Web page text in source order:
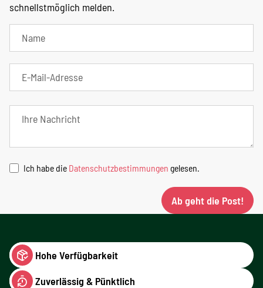
schnellstmöglich melden.
Ich habe die Datenschutzbestimmungen gelesen.
Ab geht die Post!
Hohe Verfügbarkeit
Zuverlässig & Pünktlich